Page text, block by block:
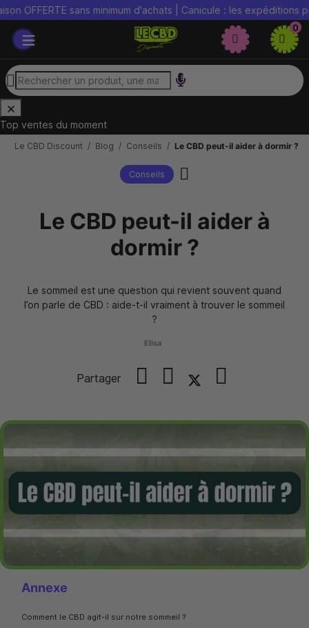
sans minimum d'achats | Canicule : les expéditions
0
Top ventes du moment
Le CBD Discount Blog Conseils Le CBD peut-il aider à dormir ?
Conseils
Le CBD peut-il aider à
dormir ?
Le sommeil est une question qui revient souvent quand
l’on parle de CBD : aide-t-il vraiment à trouver le sommeil
?
Elisa
Partager
Annexe
Comment le CBD agit-il sur notre sommeil ?